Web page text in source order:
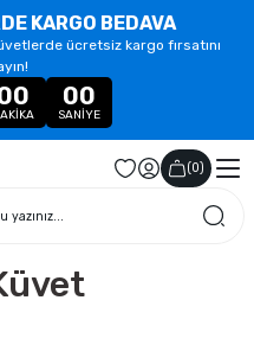
KARGO BEDAVA
ücretsiz kargo fırsatını
00
SANIYE
(0)